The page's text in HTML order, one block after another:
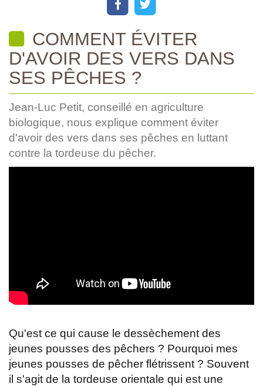
COMMENT ÉVITER
D'AVOIR DES VERS DANS
SES PÊCHES ?
Jean-Luc Petit, conseillé en agriculture
biologique, nous explique comment éviter
d'avoir des vers dans ses pêches en luttant
contre la tordeuse du pêcher.
Qu'est ce qui cause le dessèchement des
jeunes pousses des pêchers ? Pourquoi mes
jeunes pousses de pêcher flétrissent ? Souvent
il s'agit de la tordeuse orientale qui est une